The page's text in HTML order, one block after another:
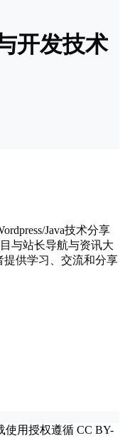
开发技术
Java技术分享
与站长导航与资讯大
提供学习、交流和分享
使用授权遵循 CC BY-